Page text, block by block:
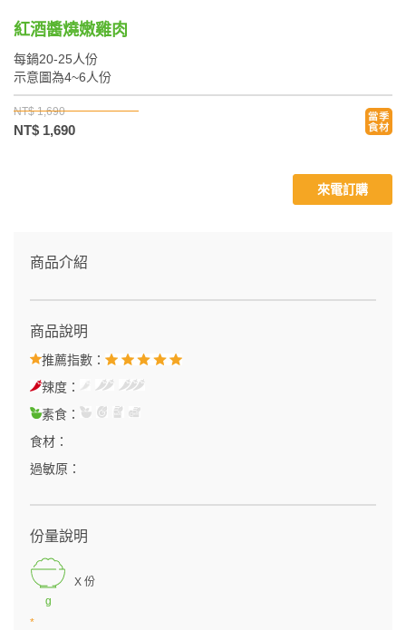
紅酒醬燒嫩雞肉
每鍋20-25人份
示意圖為4~6人份
NT$ 1,690
NT$ 1,690
商品介紹
商品說明
推薦指數：
辣度：
素食：
食材：
過敏原：
份量說明
g
X 份
*
來電訂購